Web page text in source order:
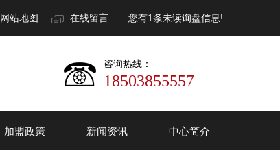
网站地图 在线留言 您有1条未读询盘信息!
咨询热线：
18503855557
加盟政策 新闻资讯 中心简介